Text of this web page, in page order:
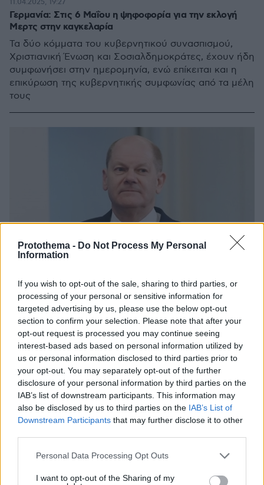
Protothema - Do Not Process My Personal
Information
If you wish to opt-out of the sale, sharing to third parties, or
processing of your personal or sensitive information for
targeted advertising by us, please use the below opt-out
section to confirm your selection. Please note that after your
opt-out request is processed you may continue seeing
interest-based ads based on personal information utilized by
us or personal information disclosed to third parties prior to
your opt-out. You may separately opt-out of the further
disclosure of your personal information by third parties on the
IAB’s list of downstream participants. This information may
also be disclosed by us to third parties on the IAB’s List of
Downstream Participants that may further disclose it to other
Please note that this website/app uses one or more Google
not limited to your visit or usage behaviour. You may click to
Personal Data Processing Opt Outs
I want to opt-out of the Sharing of my
Γερμανία: Στις 6 Μαΐου η ψηφοφορία για την εκλογή
Μερτς στην καγκελαρία
Τα δύο κόμματα του κυβερνητικού συνασπισμού,
Χριστιανική Ένωση και Σοσιαλδημοκράτες, έχουν ήδη
συμφωνήσει στην ημερομηνία, ενώ επίκειται και η
επικύρωση της κυβερνητικής συμφωνίας από τα μέλη
τους
11.04.2025, 19:27
Και επίσημα υποψήφιος καγκελάριος στις γερμανικές
εκλογές ο Όλαφ Σολτς
Η συντριπτική πλειοψηφία στο συνέδριο του
κόμματος ψήφισε υπέρ του Σολτς - Προειδοποίησε
για τους κινδύνους που θα είχε να αναλάβει το
11.01.2025, 16:31 1